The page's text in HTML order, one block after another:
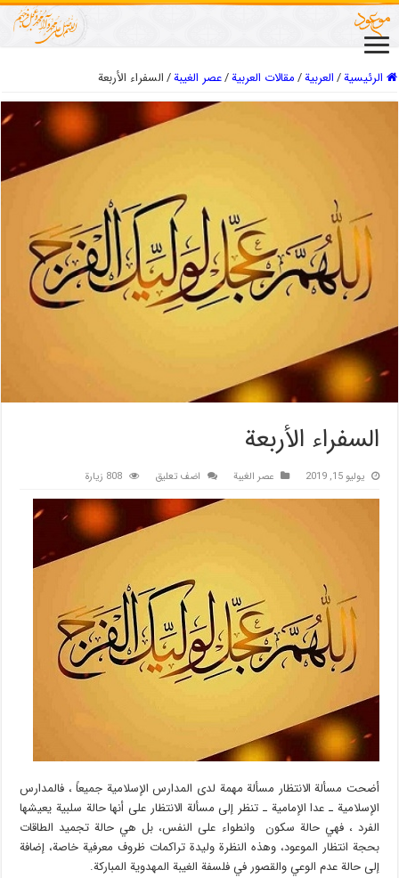
الرئيسية/العربیة/مقالات العربیة/عصر الغیبة/السفراء الأربعة
السفراء الأربعة
يوليو 15, 2019 عصر الغیبة اضف تعليق 808 زيارة
أضحت مسألة الانتظار مسألة مهمة لدى المدارس الإسلامية جميعاً ، فالمدارس
الإسلامية ـ عدا الإمامية ـ تنظر إلى مسألة الانتظار على أنها حالة سلبية يعيشها
الفرد ، فهي حالة سكون وانطواء على النفس، بل هي حالة تجميد الطاقات
بحجة انتظار الموعود، وهذه النظرة وليدة تراكمات ظروف معرفية خاصة، إضافة
إلى حالة عدم الوعي والقصور في فلسفة الغيبة المهدوية المباركة.